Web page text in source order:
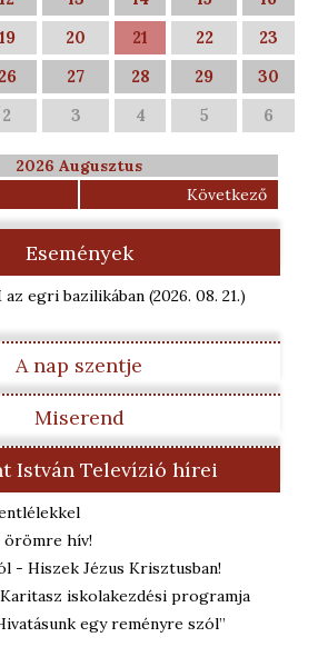
19 20 21 22
23
26 27 28 29
30
2 3 4 5 6
2026 Augusztus
Következő
Események
az egri bazilikában (2026. 08. 21.)
A nap szentje
Miserend
István Televízió hírei
örömre hív!
- Hiszek Jézus Krisztusban!
iskolakezdési programja
egy reményre szól”